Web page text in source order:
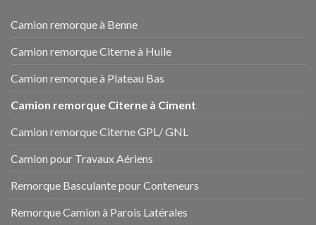
Camion remorque à Benne
Camion remorque Citerne à Huile
Camion remorque à Plateau Bas
Camion remorque Citerne à Ciment
Camion remorque Citerne GPL/ GNL
Camion pour Travaux Aériens
Remorque Basculante pour Conteneurs
Remorque Camion à Parois Latérales